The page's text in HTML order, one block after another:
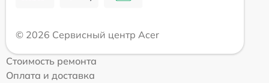
© 2026 Сервисный центр Acer
Стоимость ремонта
Оплата и доставка